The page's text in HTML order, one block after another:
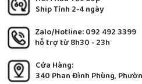
Ship Tỉnh 2-4 ngày
Zalo/Hotline: 092 492 3399
hỗ trợ từ 8h30 - 23h
Cửa Hàng:
340 Phan Đình Phùng,